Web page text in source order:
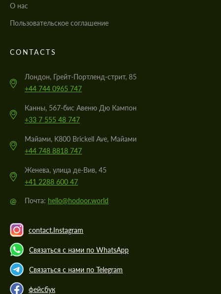
О нас
Пользовательское соглашение
CONTACTS
Лондон, Грейт-Портленд-стрит, 85
+44 744 0965 747
Канны, 567-бис Авеню Дю Кампон
+33 7 555 48 747
Майами, K800 Brickell Ave, Майами
+44 748 8818 747
Женева, улица де-Вив, 45
+41 2288 600 47
@ Почта: hello@hodoor.world
contact.Instagram
Связаться с нами по WhatsApp
Связаться с нами по Telegram
фейсбук